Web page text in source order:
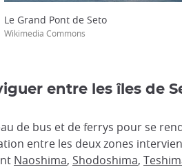
Le Grand Pont de Seto
Wikimedia Commons
entre les îles de
de bus et de ferrys pour se
entre les deux zones
Naoshima, Shodoshima,